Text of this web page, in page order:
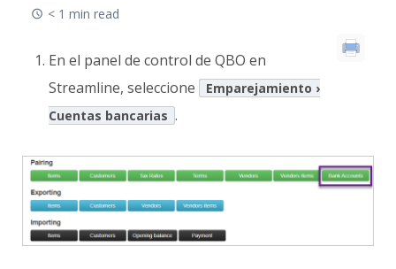
< 1 min read
En el panel de control de QBO en
Streamline, seleccione
Emparejamiento ›
Cuentas bancarias .